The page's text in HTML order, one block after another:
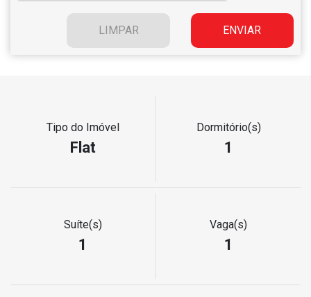
Tipo do Imóvel
Flat
Dormitório(s)
1
Suíte(s)
1
Vaga(s)
1